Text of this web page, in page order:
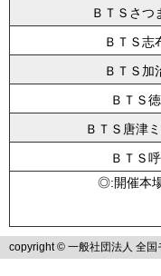
ＢＴＳさつ
ＢＴＳ志
ＢＴＳ加
ＢＴＳ
ＢＴＳ唐津
ＢＴＳ
◎:開催本
copyright © 一般社団法人 全